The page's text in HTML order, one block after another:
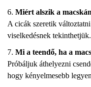
Miért alszik a
A cicák szeretik
viselkedésnek tekinthetjük.
Mi a teendő, ha a
Próbáljuk áthelyezni
hogy kényelmesebb